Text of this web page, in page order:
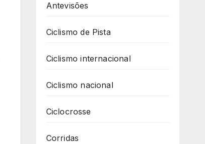
Antevisões
Ciclismo de Pista
Ciclismo internacional
Ciclismo nacional
Ciclocrosse
Corridas